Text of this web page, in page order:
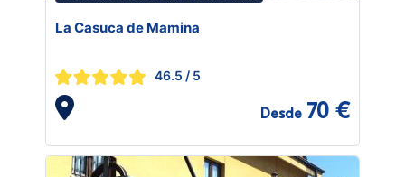
La Casuca de Mamina
46.5 / 5
Desde 70 €